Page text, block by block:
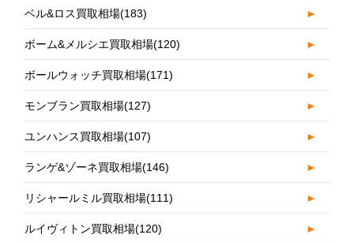
ベル&ロス買取相場(183) ►
ボーム&メルシエ買取相場(120) ►
ボールウォッチ買取相場(171) ►
モンブラン買取相場(127) ►
ユンハンス買取相場(107) ►
ランゲ&ゾーネ買取相場(146) ►
リシャールミル買取相場(111) ►
ルイヴィトン買取相場(120) ►